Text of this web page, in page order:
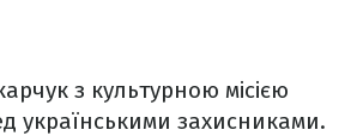
з культурною місією
українськими захисниками.